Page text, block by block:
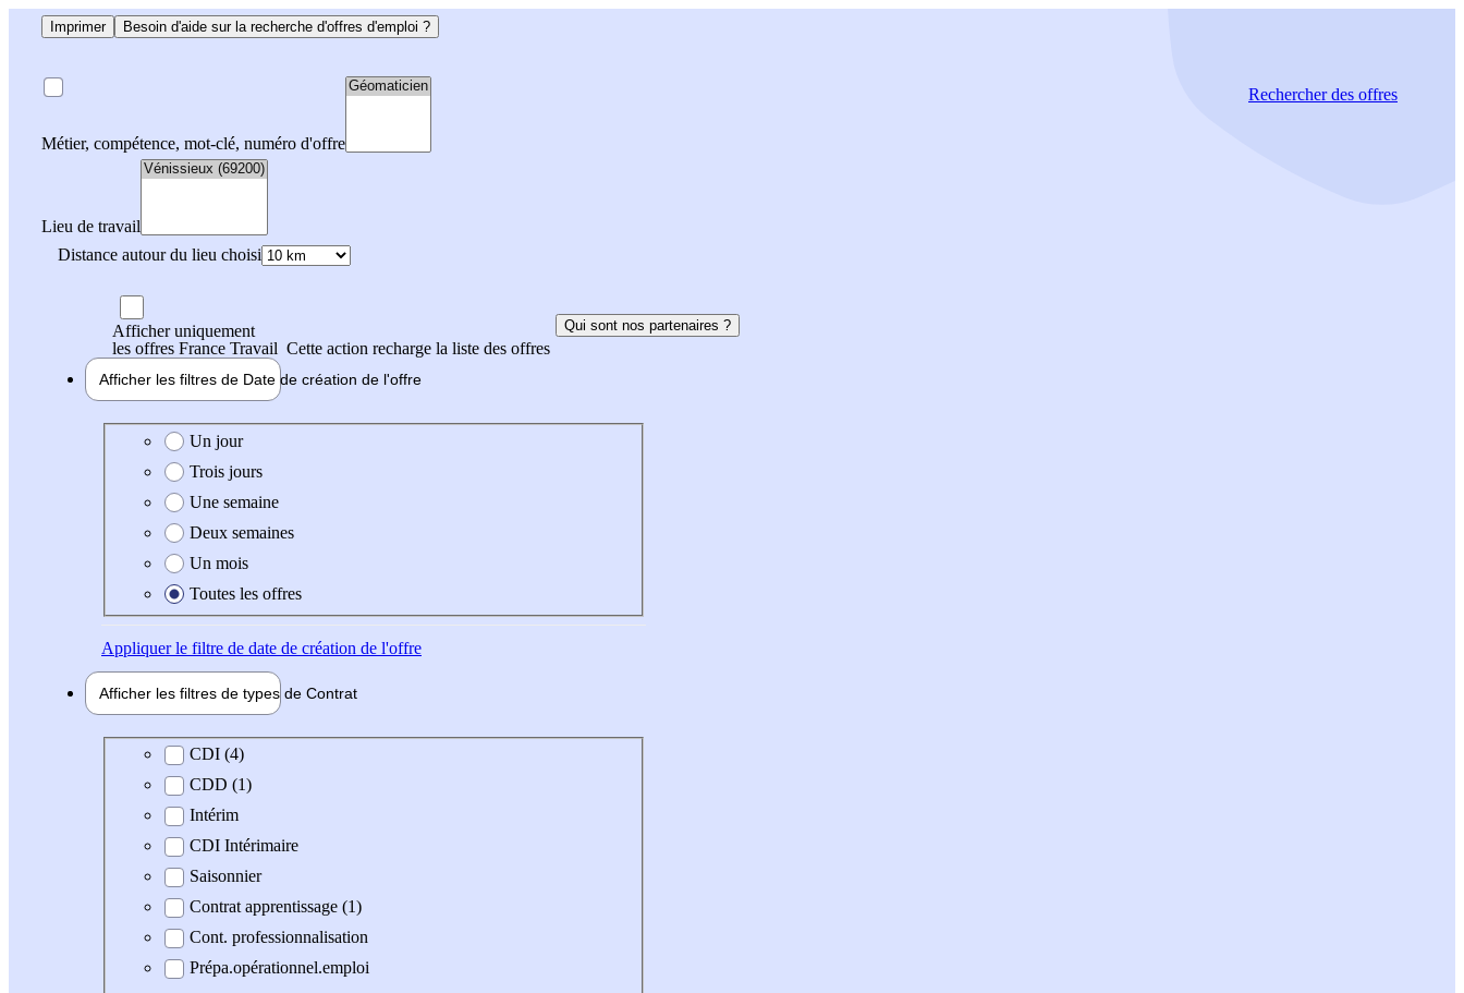
Imprimer Besoin d'aide sur la recherche d'offres d'emploi ?
Métier, compétence, mot-clé, numéro d'offre
Lieu de travail
Distance autour du lieu choisi
Rechercherdes offres
Afficher uniquement
les offres France Travail Cette action recharge la liste des offres
Qui sont nos partenaires ?
Afficher les filtres de Date de création de l'offre
Date de création de l'offre
Un jour
Trois jours
Une semaine
Deux semaines
Un mois
Toutes les offres
Appliquerle filtre de date de création de l'offre
Afficher les filtres de types de Contrat
Type de contrat
CDI (4)
CDD (1)
Intérim
CDI Intérimaire
Saisonnier
Contrat apprentissage (1)
Cont. professionnalisation
Prépa.opérationnel.emploi